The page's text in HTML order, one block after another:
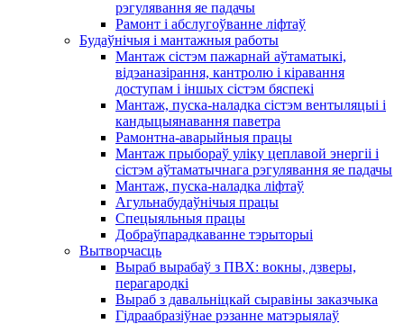
рэгулявання яе падачы
Рамонт і абслугоўванне ліфтаў
Будаўнічыя і мантажныя работы
Мантаж сістэм пажарнай аўтаматыкі,
відэаназірання, кантролю і кіравання
доступам і іншых сістэм бяспекі
Мантаж, пуска-наладка сістэм вентыляцыі і
кандыцыянавання паветра
Рамонтна-аварыйныя працы
Мантаж прыбораў уліку цеплавой энергіі і
сістэм аўтаматычнага рэгулявання яе падачы
Мантаж, пуска-наладка ліфтаў
Агульнабудаўнічыя працы
Спецыяльныя працы
Добраўпарадкаванне тэрыторыі
Вытворчасць
Выраб вырабаў з ПВХ: вокны, дзверы,
перагародкі
Выраб з давальніцкай сыравіны заказчыка
Гідраабразіўнае рэзанне матэрыялаў